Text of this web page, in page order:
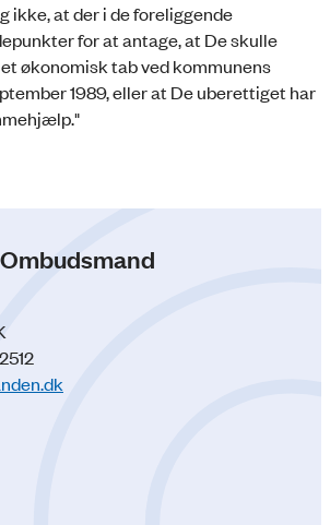
ikke, at der i de foreliggende
for at antage, at De skulle
økonomisk tab ved kommunens
1989, eller at De uberettiget har